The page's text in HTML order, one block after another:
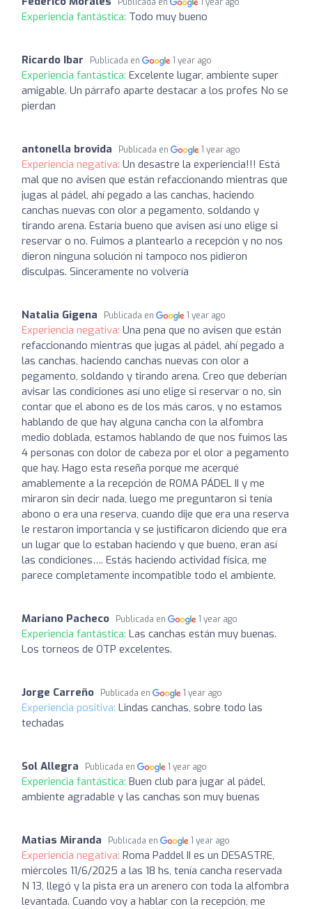
Experiencia fantástica: Todo muy bueno
Ricardo Ibar Publicada en 1 year ago
Experiencia fantástica: Excelente lugar, ambiente super
amigable. Un párrafo aparte destacar a los profes No se
pierdan
antonella brovida Publicada en 1 year ago
Experiencia negativa: Un desastre la experiencia!!! Está
mal que no avisen que están refaccionando mientras que
jugas al pádel, ahí pegado a las canchas, haciendo
canchas nuevas con olor a pegamento, soldando y
tirando arena. Estaría bueno que avisen así uno elige si
reservar o no. Fuimos a plantearlo a recepción y no nos
dieron ninguna solución ni tampoco nos pidieron
disculpas. Sinceramente no volvería
Natalia Gigena Publicada en 1 year ago
Experiencia negativa: Una pena que no avisen que están
refaccionando mientras que jugas al pádel, ahí pegado a
las canchas, haciendo canchas nuevas con olor a
pegamento, soldando y tirando arena. Creo que deberían
avisar las condiciones así uno elige si reservar o no, sin
contar que el abono es de los más caros, y no estamos
hablando de que hay alguna cancha con la alfombra
medio doblada, estamos hablando de que nos fuimos las
4 personas con dolor de cabeza por el olor a pegamento
que hay. Hago esta reseña porque me acerqué
amablemente a la recepción de ROMA PÁDEL II y me
miraron sin decir nada, luego me preguntaron si tenía
abono o era una reserva, cuando dije que era una reserva
le restaron importancia y se justificaron diciendo que era
un lugar que lo estaban haciendo y que bueno, eran así
las condiciones…. Estás haciendo actividad física, me
parece completamente incompatible todo el ambiente.
Mariano Pacheco Publicada en 1 year ago
Experiencia fantástica: Las canchas están muy buenas.
Los torneos de OTP excelentes.
Jorge Carreño Publicada en 1 year ago
Experiencia positiva: Lindas canchas, sobre todo las
techadas
Sol Allegra Publicada en 1 year ago
Experiencia fantástica: Buen club para jugar al pádel,
ambiente agradable y las canchas son muy buenas
Matias Miranda Publicada en 1 year ago
Experiencia negativa: Roma Paddel II es un DESASTRE,
miércoles 11/6/2025 a las 18 hs, tenía cancha reservada
N 13, llegó y la pista era un arenero con toda la alfombra
levantada. Cuando voy a hablar con la recepción, me